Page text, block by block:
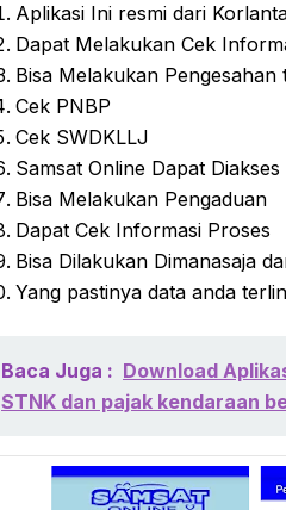
Aplikasi Ini resmi dari
Dapat Melakukan Cek
Bisa Melakukan
Cek PNBP
Cek SWDKLLJ
Samsat Online Dapat
Bisa Melakukan Pengaduan
Dapat Cek Informasi Proses
Bisa Dilakukan Dimanasaja
Yang pastinya data anda
Baca Juga : Download
STNK dan pajak kendaraan